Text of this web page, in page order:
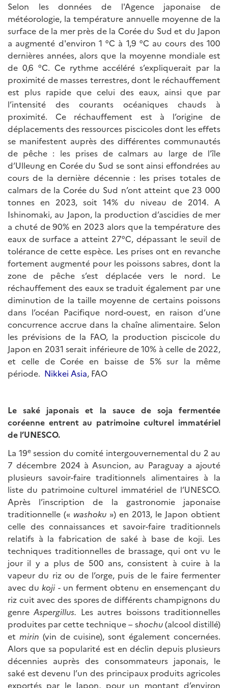
Selon les données de l'Agence japonaise de
météorologie, la température annuelle moyenne de la
surface de la mer près de la Corée du Sud et du Japon
a augmenté d'environ 1 °C à 1,9 °C au cours des 100
dernières années, alors que la moyenne mondiale est
de 0,6 °C. Ce rythme accéléré s’expliquerait par la
proximité de masses terrestres, dont le réchauffement
est plus rapide que celui des eaux, ainsi que par
l’intensité des courants océaniques chauds à
proximité. Ce réchauffement est à l’origine de
déplacements des ressources piscicoles dont les effets
se manifestent auprès des différentes communautés
de pêche : les prises de calmars au large de l’île
d’Ulleung en Corée du Sud se sont ainsi effondrées au
cours de la dernière décennie : les prises totales de
calmars de la Corée du Sud n’ont atteint que 23 000
tonnes en 2023, soit 14% du niveau de 2014. A
Ishinomaki, au Japon, la production d’ascidies de mer
a chuté de 90% en 2023 alors que la température des
eaux de surface a atteint 27°C, dépassant le seuil de
tolérance de cette espèce. Les prises ont en revanche
fortement augmenté pour les poissons sabres, dont la
zone de pêche s’est déplacée vers le nord. Le
réchauffement des eaux se traduit également par une
diminution de la taille moyenne de certains poissons
dans l’océan Pacifique nord-ouest, en raison d’une
concurrence accrue dans la chaîne alimentaire. Selon
les prévisions de la FAO, la production piscicole du
Japon en 2031 serait inférieure de 10% à celle de 2022,
et celle de Corée en baisse de 5% sur la même
période. Nikkei Asia, FAO
Le saké japonais et la sauce de soja fermentée
coréenne entrent au patrimoine culturel immatériel
de l’UNESCO.
La 19esession du comité intergouvernemental du 2 au
7 décembre 2024 à Asuncion, au Paraguay a ajouté
plusieurs savoir-faire traditionnels alimentaires à la
liste du patrimoine culturel immatériel de l’UNESCO.
Après l’inscription de la gastronomie japonaise
traditionnelle (« washoku ») en 2013, le Japon obtient
celle des connaissances et savoir-faire traditionnels
relatifs à la fabrication de saké à base de koji. Les
techniques traditionnelles de brassage, qui ont vu le
jour il y a plus de 500 ans, consistent à cuire à la
vapeur du riz ou de l’orge, puis de le faire fermenter
avec du koji - un ferment obtenu en ensemençant du
riz cuit avec des spores de différents champignons du
genreAspergillus. Les autres boissons traditionnelles
produites par cette technique – shochu(alcool distillé)
et mirin (vin de cuisine), sont également concernées.
Alors que sa popularité est en déclin depuis plusieurs
décennies auprès des consommateurs japonais, le
saké est devenu l’un des principaux produits agricoles
exportés par le Japon, pour un montant d’environ